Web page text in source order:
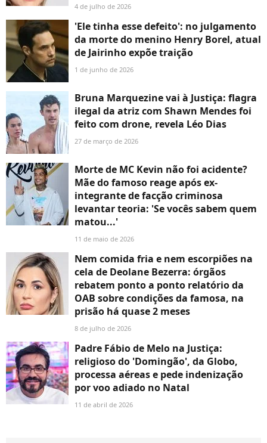
4 de julho de 2026
'Ele tinha esse defeito': no julgamento
da morte do menino Henry Borel, atual
de Jairinho expõe traição
1 de junho de 2026
Bruna Marquezine vai à Justiça: flagra
ilegal da atriz com Shawn Mendes foi
feito com drone, revela Léo Dias
27 de março de 2026
Morte de MC Kevin não foi acidente?
Mãe do famoso reage após ex-
integrante de facção criminosa
levantar teoria: 'Se vocês sabem quem
matou...'
11 de maio de 2026
Nem comida fria e nem escorpiões na
cela de Deolane Bezerra: órgãos
rebatem ponto a ponto relatório da
OAB sobre condições da famosa, na
prisão há quase 2 meses
8 de julho de 2026
Padre Fábio de Melo na Justiça:
religioso do 'Domingão', da Globo,
processa aéreas e pede indenização
por voo adiado no Natal
11 de abril de 2026